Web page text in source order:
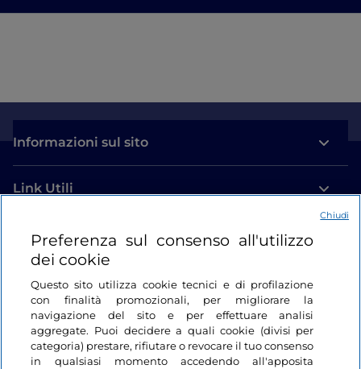
Informazioni sul sito
Link Utili
Login
Restiamo in contatto
Preferenza sul consenso all'utilizzo
dei cookie
Questo sito utilizza cookie tecnici e di profilazione
con finalità promozionali, per migliorare la
navigazione del sito e per effettuare analisi
aggregate. Puoi decidere a quali cookie (divisi per
categoria) prestare, rifiutare o revocare il tuo consenso
in qualsiasi momento accedendo all'apposita
Chiudi